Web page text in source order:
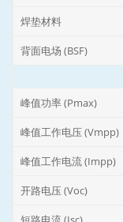
焊垫材料
背面电场 (BSF)
峰值功率 (Pmax)
峰值工作电压 (Vmpp)
峰值工作电流 (Impp)
开路电压 (Voc)